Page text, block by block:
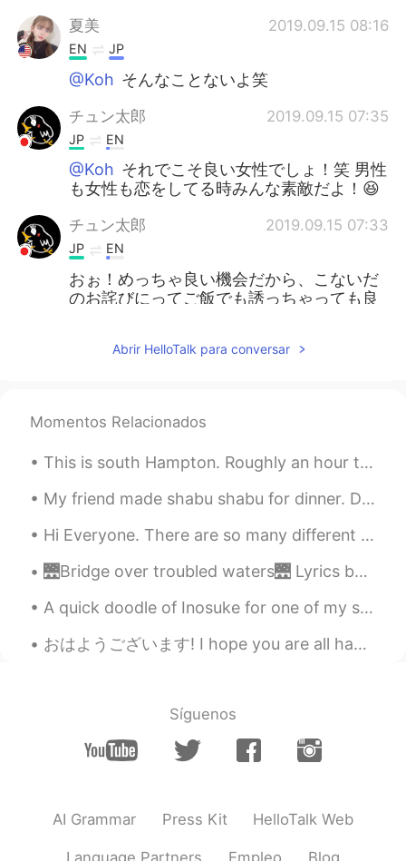
夏美 2019.09.15 08:16
EN JP
@Koh そんなことないよ笑
チュン太郎 2019.09.15 07:35
JP EN
@Koh それでこそ良い女性でしょ！笑 男性
も女性も恋をしてる時みんな素敵だよ！😆
チュン太郎 2019.09.15 07:33
JP EN
おぉ！めっちゃ良い機会だから、こないだ
のお詫びにってご飯でも誘っちゃっても良
harchan 2019.09.15 07:20
な。、
Koh 2019.09.15 07:14
EN JP
@Masaマレーシア人です🇲🇾
Masa 2019.09.15 06:41
2019.09.15 06:25
THCN
Mina 2019.09.15 06:24
Abrir HelloTalk para conversar
Momentos Relacionados
This is south Hampton. Roughly an hour to two hours away from London by train. It's a small town ...
My friend made shabu shabu for dinner. Dessert tasted luscious.😍 French red wine was delicious.🍷...
Hi Everyone. There are so many different kinds of clouds here in the desert. You can almost wat...
🌉Bridge over troubled waters🌉 Lyrics by Paul Simon 🎤Sung by me 😇 When you’re weary, feeling smal...
A quick doodle of Inosuke for one of my students. She keeps bringing in her notebook for me to dr...
おはようございます! I hope you are all having a great week so far 😀. I got some Bubble Tea today! Coconut ...
Síguenos
AI Grammar Press Kit HelloTalk Web
Language Partners Empleo Blog